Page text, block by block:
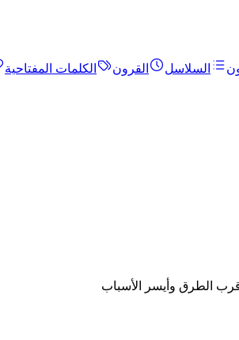
السلاسل القرون الكلمات المفتاحية
الطرق وأيسر الأسباب